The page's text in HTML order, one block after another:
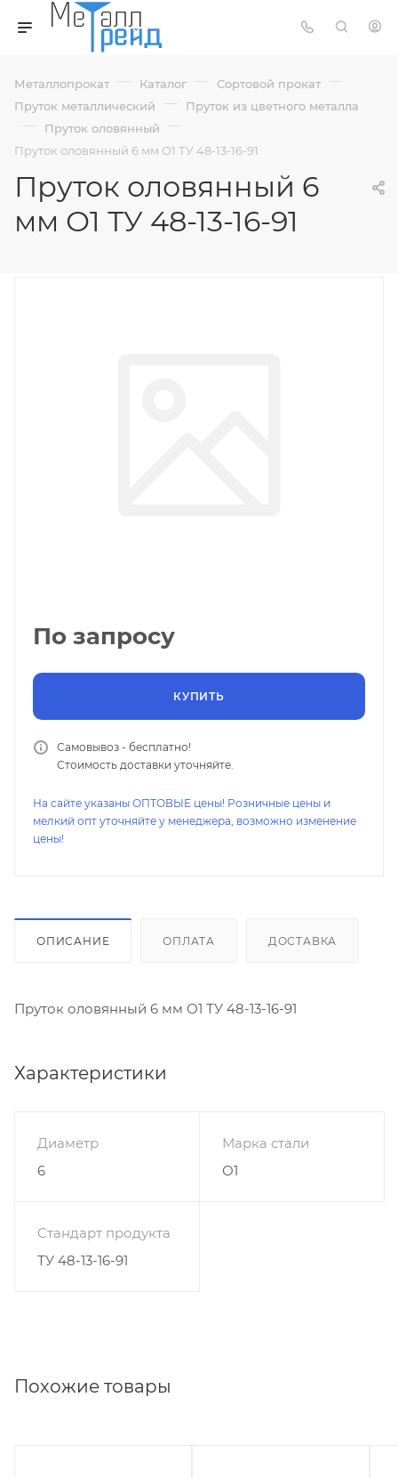
Металлопрокат — Каталог — Сортовой прокат —
Пруток металлический — Пруток из цветного металла
— Пруток оловянный —
Пруток оловянный 6 мм О1 ТУ 48-13-16-91
Пруток оловянный 6
мм О1 ТУ 48-13-16-91
По запросу
КУПИТЬ
Самовывоз - бесплатно!
Стоимость доставки уточняйте.
На сайте указаны ОПТОВЫЕ цены! Розничные цены и
мелкий опт уточняйте у менеджера, возможно изменение
цены!
ОПИСАНИЕ ОПЛАТА ДОСТАВКА
Пруток оловянный 6 мм О1 ТУ 48-13-16-91
Характеристики
Диаметр
6
Марка стали
О1
Стандарт продукта
ТУ 48-13-16-91
Похожие товары